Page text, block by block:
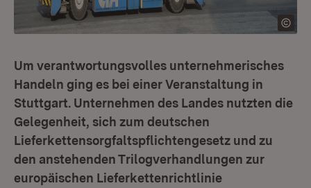
Um verantwortungsvolles unternehmerisches
Handeln ging es bei einer Veranstaltung in
Stuttgart. Unternehmen des Landes nutzten die
Gelegenheit, sich zum deutschen
Lieferkettensorgfaltspflichtengesetz und zu
den anstehenden Trilogverhandlungen zur
europäischen Lieferkettenrichtlinie